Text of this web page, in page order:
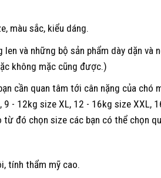
màu sắc, kiểu dáng.
và những bộ sản phẩm dày dặn
không mặc cũng được.)
cần quan tâm tới cân nặng của
- 12kg size XL, 12 - 16kg size XXL,
đó chọn size các bạn có thể chọn
tính thẩm mỹ cao.